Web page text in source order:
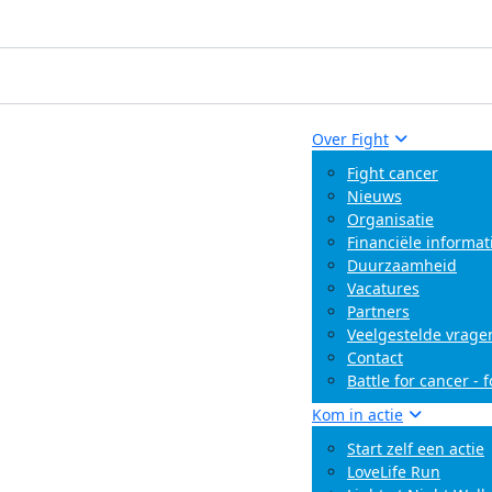
Over Fight
Fight cancer
Nieuws
Organisatie
Financiële
Duurzaamheid
Vacatures
Partners
Veelgestelde
Contact
Battle for cancer -
Kom in actie
Start zelf een actie
LoveLife Run